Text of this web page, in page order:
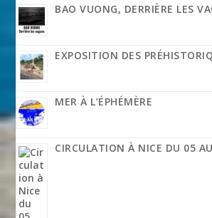
BAO VUONG, DERRIÈRE LES
EXPOSITION DES
MER À L’ÉPHÉMÈRE
CIRCULATION À NICE DU 05